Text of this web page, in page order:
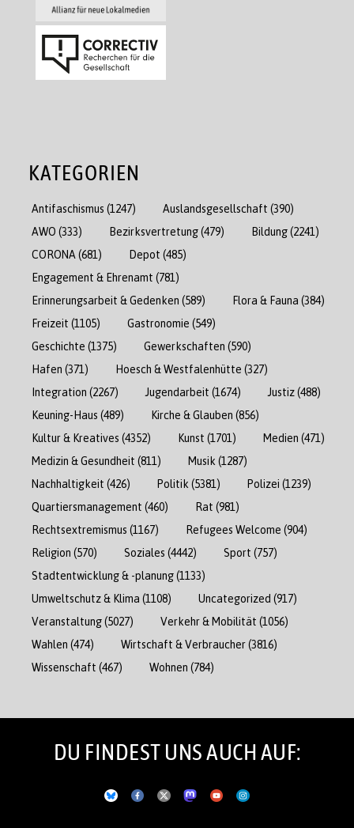
KATEGORIEN
Antifaschismus (1247) Auslandsgesellschaft (390)
AWO (333) Bezirksvertretung(479) Bildung(2241)
CORONA (681) Depot (485)
Engagement & Ehrenamt (781)
Erinnerungsarbeit & Gedenken (589) Flora & Fauna (384)
Freizeit (1105) Gastronomie (549)
Geschichte (1375) Gewerkschaften (590)
Hafen (371) Hoesch & Westfalenhütte (327)
Integration (2267) Jugendarbeit (1674) Justiz(488)
Keuning-Haus (489) Kirche & Glauben (856)
Kultur & Kreatives (4352) Kunst (1701) Medien (471)
Medizin & Gesundheit (811) Musik (1287)
Nachhaltigkeit (426) Politik (5381) Polizei (1239)
Quartiersmanagement (460) Rat (981)
Rechtsextremismus (1167) Refugees Welcome (904)
Religion (570) Soziales (4442) Sport (757)
Stadtentwicklung & -planung(1133)
Umweltschutz & Klima (1108) Uncategorized (917)
Veranstaltung(5027) Verkehr & Mobilität (1056)
Wahlen (474) Wirtschaft & Verbraucher(3816)
Wissenschaft (467) Wohnen (784)
DU FINDEST UNS AUCH AUF: